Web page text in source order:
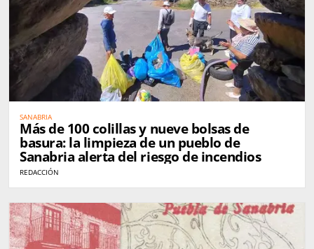
SANABRIA
Más de 100 colillas y nueve bolsas de
basura: la limpieza de un pueblo de
Sanabria alerta del riesgo de incendios
REDACCIÓN